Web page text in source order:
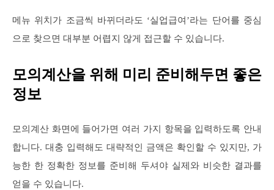
메뉴 위치가 조금씩 바뀌더라도 ‘실업급여’라는 단어를 중심
으로 찾으면 대부분 어렵지 않게 접근할 수 있습니다.
모의계산을 위해 미리 준비해두면 좋은
정보
모의계산 화면에 들어가면 여러 가지 항목을 입력하도록 안내
합니다. 대충 입력해도 대략적인 금액은 확인할 수 있지만, 가
능한 한 정확한 정보를 준비해 두셔야 실제와 비슷한 결과를
얻을 수 있습니다.